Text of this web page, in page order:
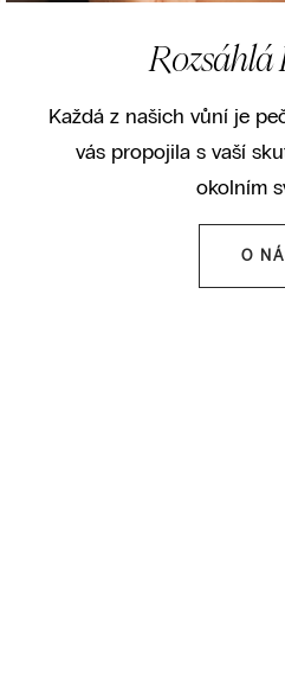
Rozsáhlá
Každá z našich vůní je
vás propojila s vaší
okolním
O